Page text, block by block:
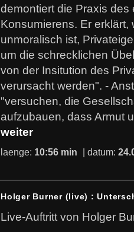
demontiert die Praxis des
Konsumierens. Er erklärt,
unmoralisch ist,
um die schrecklichen
von der Insitution des
verursacht werden". -
"versuchen, die
aufzubauen, dass Armut
weiter
laenge: 10:56 min | datum:
Holger Burner (live) :
Live-Auftritt von Holger